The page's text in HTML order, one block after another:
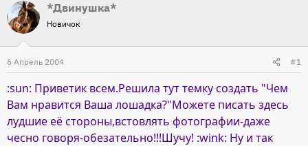
о
р
т
е
ы
а
а
л
а
*Двинушка*
Новичок
6 Апрель 2004 #1
:sun: Приветик всем.Решила тут темку создать "Чем
Вам нравится Ваша лошадка?"Можете писать здесь
лудшие её стороны,встовлять фотографии-даже
чесно говоря-обезательно!!!Шучу! :wink: Ну и так